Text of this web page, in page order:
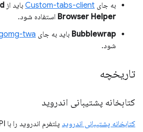
به جای Custom-tabs-client باید از
Browser Helper استفاده شود.
Bubblewrap باید به جای twa
شود.
تاریخچه
کتابخانه پشتیبانی اندروید
کتابخانه پشتیبانی اندروید